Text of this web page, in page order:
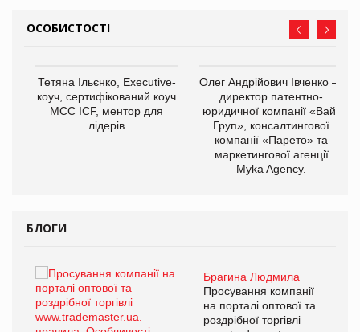
ОСОБИСТОСТІ
Тетяна Ільєнко, Executive-
коуч, сертифікований коуч
МСС ICF, ментор для
лідерів
Олег Андрійович Івченко —
директор патентно-
юридичної компанії «Вайз
Груп», консалтингової
компанії «Парето» та
маркетингової агенції
Myka Agency.
БЛОГИ
Брагина Людмила
Просування компанії
на порталі оптової та
роздрібної торгівлі